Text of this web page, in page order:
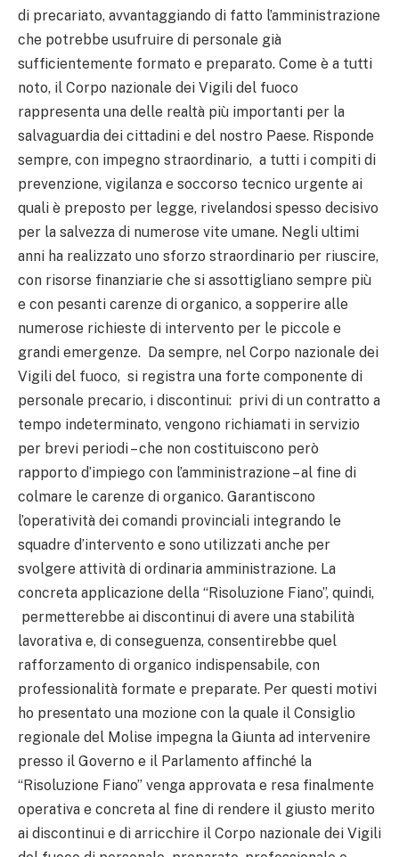
di precariato, avvantaggiando di fatto l’amministrazione
che potrebbe usufruire di personale già
sufficientemente formato e preparato. Come è a tutti
noto, il Corpo nazionale dei Vigili del fuoco
rappresenta una delle realtà più importanti per la
salvaguardia dei cittadini e del nostro Paese. Risponde
sempre, con impegno straordinario, a tutti i compiti di
prevenzione, vigilanza e soccorso tecnico urgente ai
quali è preposto per legge, rivelandosi spesso decisivo
per la salvezza di numerose vite umane. Negli ultimi
anni ha realizzato uno sforzo straordinario per riuscire,
con risorse finanziarie che si assottigliano sempre più
e con pesanti carenze di organico, a sopperire alle
numerose richieste di intervento per le piccole e
grandi emergenze. Da sempre, nel Corpo nazionale dei
Vigili del fuoco, si registra una forte componente di
personale precario, i discontinui: privi di un contratto a
tempo indeterminato, vengono richiamati in servizio
per brevi periodi – che non costituiscono però
rapporto d’impiego con l’amministrazione – al fine di
colmare le carenze di organico. Garantiscono
l’operatività dei comandi provinciali integrando le
squadre d’intervento e sono utilizzati anche per
svolgere attività di ordinaria amministrazione. La
concreta applicazione della “Risoluzione Fiano”, quindi,
permetterebbe ai discontinui di avere una stabilità
lavorativa e, di conseguenza, consentirebbe quel
rafforzamento di organico indispensabile, con
professionalità formate e preparate. Per questi motivi
ho presentato una mozione con la quale il Consiglio
regionale del Molise impegna la Giunta ad intervenire
presso il Governo e il Parlamento affinché la
“Risoluzione Fiano” venga approvata e resa finalmente
operativa e concreta al fine di rendere il giusto merito
ai discontinui e di arricchire il Corpo nazionale dei Vigili